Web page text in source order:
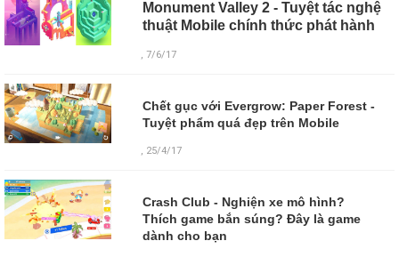
Monument Valley 2 - Tuyệt tác nghệ
thuật Mobile chính thức phát hành
, 7/6/17
Chết gục với Evergrow: Paper Forest -
Tuyệt phẩm quá đẹp trên Mobile
, 25/4/17
Crash Club - Nghiện xe mô hình?
Thích game bắn súng? Đây là game
dành cho bạn